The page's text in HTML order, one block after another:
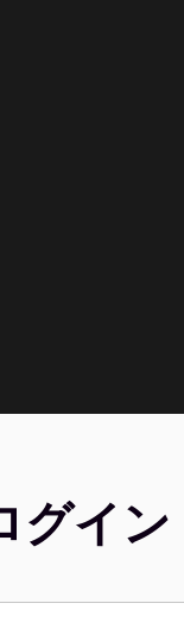
グイン